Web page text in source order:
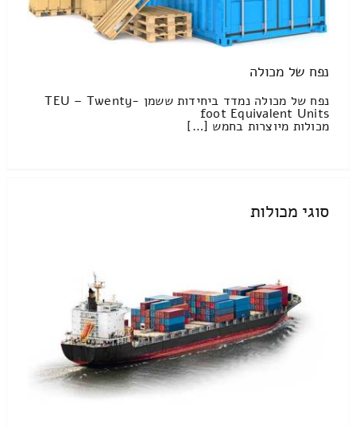
נפח של מכולה
נפח של מכולה נמדד ביחידות ששמן TEU – Twenty-
foot Equivalent Units
מכולות מיוצרות בחמש […]
סוגי מכולות